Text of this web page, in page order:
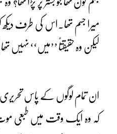
میرا جسم تھا۔اس کی طرف دیکھ
لیکن وہ حقیقتاً ’’میں‘‘ نہیں
ان تمام لوگوں کے پاس تحریری
کہ وہ ایک وقت میں طبعی